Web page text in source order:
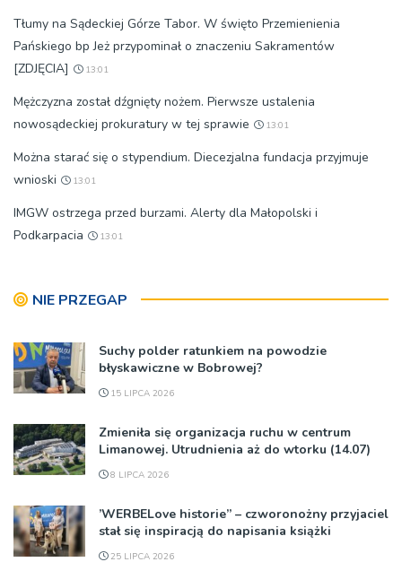
Tłumy na Sądeckiej Górze Tabor. W święto Przemienienia
Pańskiego bp Jeż przypominał o znaczeniu Sakramentów
[ZDJĘCIA]
13:01
Mężczyzna został dźgnięty nożem. Pierwsze ustalenia
nowosądeckiej prokuratury w tej sprawie
13:01
Można starać się o stypendium. Diecezjalna fundacja przyjmuje
wnioski
13:01
IMGW ostrzega przed burzami. Alerty dla Małopolski i
Podkarpacia
13:01
NIE PRZEGAP
Suchy polder ratunkiem na powodzie
błyskawiczne w Bobrowej?
15 LIPCA 2026
Zmieniła się organizacja ruchu w centrum
Limanowej. Utrudnienia aż do wtorku (14.07)
8 LIPCA 2026
’WERBELove historie” – czworonożny przyjaciel
stał się inspiracją do napisania książki
25 LIPCA 2026